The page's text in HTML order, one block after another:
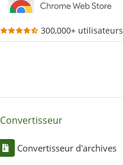
300,000+ utilisateurs
Convertisseur
Convertisseur d'archives